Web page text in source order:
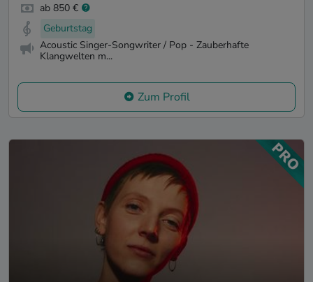
ab 850 €
Geburtstag
Acoustic Singer-Songwriter / Pop - Zauberhafte
Klangwelten m...
Zum Profil